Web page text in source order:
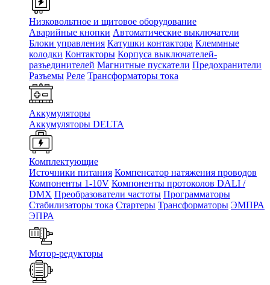
Низковольтное и щитовое оборудование
Аварийные кнопки Автоматические выключатели
Блоки управления Катушки контактора Клеммные
колодки Контакторы Корпуса выключателей-
разъединителей Магнитные пускатели Предохранители
Разъемы Реле Трансформаторы тока
Аккумуляторы
Аккумуляторы DELTA
Комплектующие
Источники питания Компенсатор натяжения проводов
Компоненты 1-10V Компоненты протоколов DALI /
DMX Преобразователи частоты Программаторы
Стабилизаторы тока Стартеры Трансформаторы ЭМПРА
ЭПРА
Мотор-редукторы